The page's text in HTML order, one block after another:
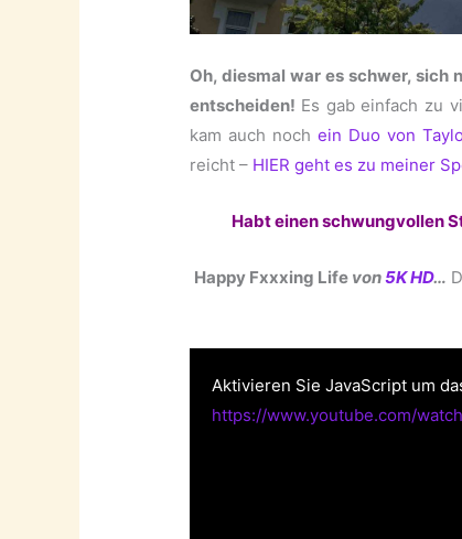
Oh, diesmal war es schwer, sich
entscheiden! Es gab einfach zu
kam auch nochein Duo von
reicht – HIER geht es zu meiner
Habt einen schwungvollen
Happy Fxxxing Life von5K HD…
Aktivieren Sie JavaScript um
https://www.youtube.com/